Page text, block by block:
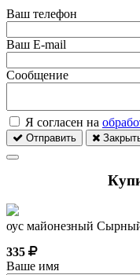
Ваш телефон
Ваш E-mail
Сообщение
Я согласен на
Отправить
оус майонезный
335
Ваше имя